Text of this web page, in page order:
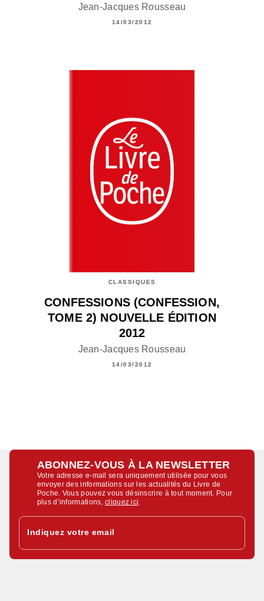
Jean-Jacques Rousseau
14/03/2012
CLASSIQUES
CONFESSIONS (CONFESSION,
TOME 2) NOUVELLE ÉDITION
2012
Jean-Jacques Rousseau
14/03/2012
ABONNEZ-VOUS À LA NEWSLETTER
Votre adresse e-mail sera uniquement utilisée pour vous
envoyer des informations sur les actualités du Livre de
Poche. Vous pouvez vous désinscrire à tout moment. Pour
plus d’informations,cliquez ici
Indiquez votre email